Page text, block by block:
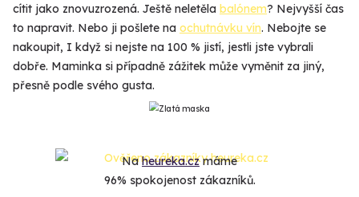
cítit jako znovuzrozená. Ještě neletěla balónem? Nejvyšší čas
to napravit. Nebo ji pošlete na ochutnávku vín. Nebojte se
nakoupit, I když si nejste na 100 % jistí, jestli jste vybrali
dobře. Maminka si případně zážitek může vyměnit za jiný,
přesně podle svého gusta.
Naheureka.czmáme
96% spokojenost zákazníků.